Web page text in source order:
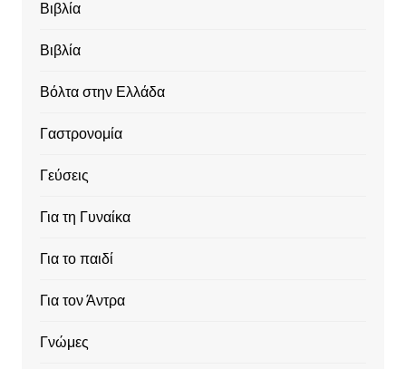
Βιβλία
Βιβλία
Βόλτα στην Ελλάδα
Γαστρονομία
Γεύσεις
Για τη Γυναίκα
Για το παιδί
Για τον Άντρα
Γνώμες